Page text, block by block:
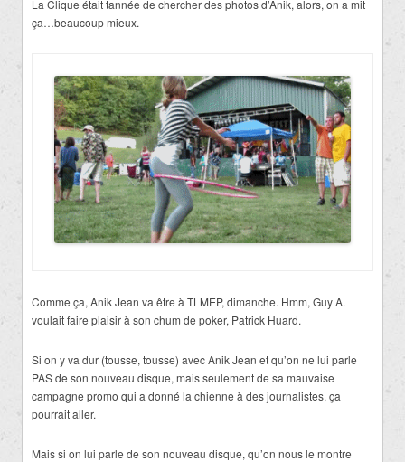
La Clique était tannée de chercher des photos d’Anik, alors, on a mit
ça…beaucoup mieux.
Comme ça, Anik Jean va être à TLMEP, dimanche. Hmm, Guy A.
voulait faire plaisir à son chum de poker, Patrick Huard.
Si on y va dur (tousse, tousse) avec Anik Jean et qu’on ne lui parle
PAS de son nouveau disque, mais seulement de sa mauvaise
campagne promo qui a donné la chienne à des journalistes, ça
pourrait aller.
Mais si on lui parle de son nouveau disque, qu’on nous le montre